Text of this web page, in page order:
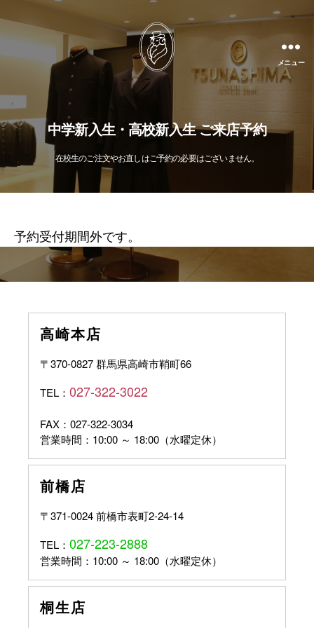
メニュー
中学新入生・高校新入生 ご来店予約
在校生のご注文やお直しはご予約の必要はございません。
予約受付期間外です。
高崎本店
〒370-0827 群馬県高崎市鞘町66
TEL：027-322-3022
FAX：027-322-3034
営業時間：10:00 ～ 18:00（水曜定休）
前橋店
〒371-0024 前橋市表町2-24-14
TEL：027-223-2888
営業時間：10:00 ～ 18:00（水曜定休）
桐生店